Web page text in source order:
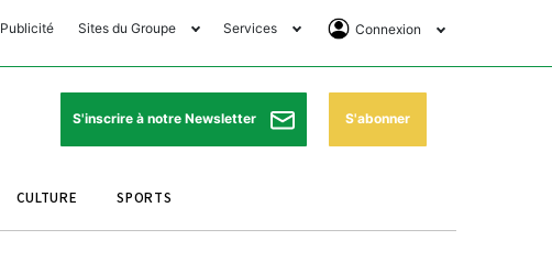
Publicité Sites du Groupe
Club Avantages
Le Matin Sports
Le Matin Store
Services
Horaires de prières
Pharmacies de garde
Programme TV
Connexion
Se Connecter
Abonnement
S'inscrire à notre Newsletter S'abonner
CULTURE SPORTS